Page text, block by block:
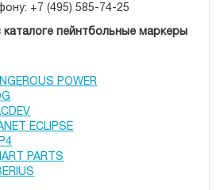
+7 (495) 585-74-25
пейнтбольные маркеры
POWER
ECLIPSE
PARTS